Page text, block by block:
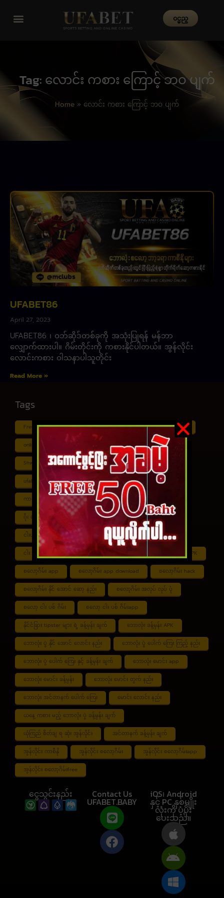
၀င္မည္
Tag: လောင်း ကစား ကြောင့် ဘဝ ပျက်
Home » လောင်း ကစား ကြောင့် ဘဝ ပျက်
UFABET86
April 27, 2023
UFABET86 ၊ ဝဘ်ဆိုဒ်တစ်ခုကို အသုံးပြုရန် မန်ဘာ
လျှောက်ထားပါ။ ဂိမ်းတိုင်းကို ကစားနိုင်ပါတယ်။ အွန်လိုင်း
လောင်းကစား ဝါသနာပါသူတိုင်း
Read More »
Tags
Free ငါး ပစ် ဂိမ်း Myanmar ကာစီနို Online ငါး ဂိမ်း apk
online ငါး ပစ် ဂိမ်းapp Shan Koe Mee ငါး ပစ် ဂိမ်း
Shwe ကာစီနို APK UFABET ufabet888
ufabet เข้าสู่ระบบ ကာစီနို app ကာစီနို ဂိမ်း
ကာစီနို ငါး ပစ် ဂိမ်း ကာစီနို စလော့ဂိမ်း ကျွဲ စလော့ဂိမ်း
ဂိုး ပေါင်း လောင်း နည်း ငါး ဂိမ်း ငွေ အကောင် ဆုံး
ငါးပစ်ဂိမ်း App download ငါး ပစ် ဂိမ်း link
ငါး ပစ် ဂိမ်း ဆော့ နည်း ငါး ပစ် ဂိမ်း ပိုက်ဆံ ရ စလော့ဂိမ်း APK
စလော့ဂိမ်း app စလော့ဂိမ်း app download စလော့ဂိမ်း hack
စလော့ဂိမ်း နိုင် အောင် ဆော့ နည်း စလော့ဂိမ်း အလုပ် လုပ် ပုံ
စလော့ ငါး ပစ် ဂိမ်း စလော့ ငါး ပစ် ဂိမ်းapp
နိုင်ငံခြား tipster များ ရဲ့ ခန့်မှန်း ချက် ဘောလုံး ခန့်မှန်း APK
ဘောလုံး ပွဲ နိုင် အောင် လောင်း နည်း ဘောလုံး ပွဲ ပေါက် ကြေး ကြည့် နည်း
ဘောလုံး ပွဲ ပေါက် ကြေး နှင့် ခန့်မှန်း ချက် ဘောလုံး မောင်း app
ဘောလုံး မောင်း ခန့်မှန်း ဘောလုံး မောင်း တွက် နည်း
ဘောလုံး အင်တာနက် ပေါက် ကြေး မောင်း လောင်း နည်း
ယနေ့ ကစား မည့် ဘောလုံး ပွဲ ခန့်မှန်း ချက်
ယုံကြည် စိတ်ချ ရ ဆုံး အွန်လိုင်း အင်တာနက် ခန့်မှန်း ချက်
အွန်လိုင်း ကာစီနို အွန်လိုင်း စလော့ဂိမ်း အွန်လိုင်း စလော့ဂိမ်းapp
အွန်လိုင်း စလော့ဂိမ်းfree
ငွေသွင်းနည်း Contact Us
UFABET.BABY
iOS၊ Android
နှင့် PC နှစ်မျိုး
လုံးကို ပံ့ပိုး
ပေးသည်။